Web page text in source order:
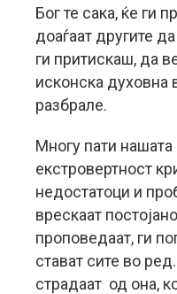
Бог те сака, ќе ги
доаѓаат другите
ги притискаш, да
исконска духовна
разбрале.
Многу пати
екстровертност
недостатоци и
врескаат
проповедаат, ги
стават сите во
страдаат од она,